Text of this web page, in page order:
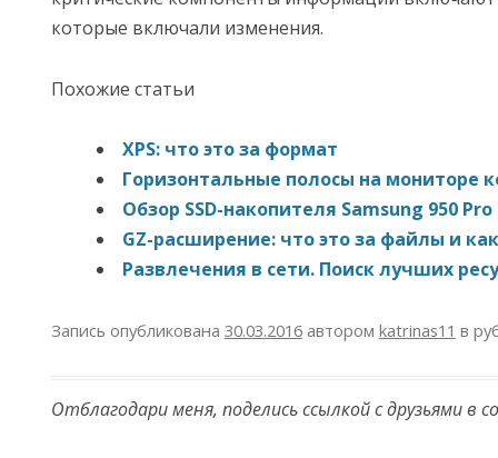
которые включали изменения.
Похожие статьи
XPS: что это за формат
Горизонтальные полосы на мониторе
Обзор SSD-накопителя Samsung 950 Pro
GZ-расширение: что это за файлы и
Развлечения в сети. Поиск лучших
Запись опубликована 30.03.2016автором katrinas11 в
Отблагодари меня, поделись ссылкой с друзьями в